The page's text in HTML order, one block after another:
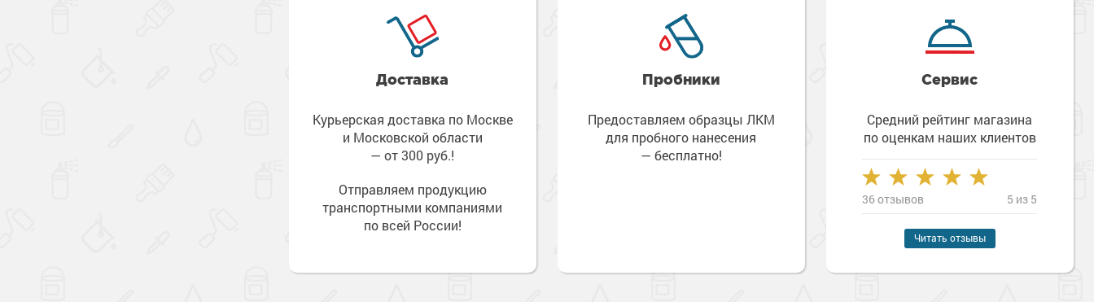
Доставка
Курьерская доставка по Москве
и Московской области
— от 300 руб.!
Отправляем продукцию
транспортными компаниями
по всей России!
Пробники
Предоставляем образцы ЛКМ
для пробного нанесения
— бесплатно!
Сервис
Средний рейтинг магазина
по оценкам наших клиентов
36 отзывов 5 из 5
Читать отзывы